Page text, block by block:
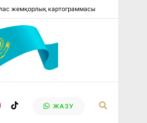
жемқорлық картограммасы
ЖАЗУ